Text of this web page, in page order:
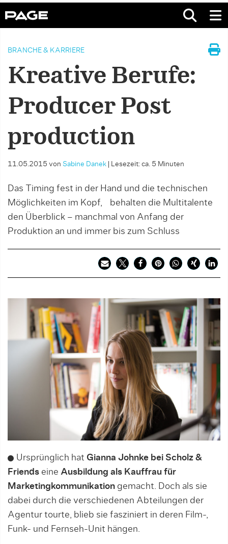
BRANCHE & KARRIERE
Kreative Berufe:
Producer Post
production
11.05.2015 von Sabine Danek Lesezeit: ca. 5 Minuten
Das Timing fest in der Hand und die technischen
Möglichkeiten im Kopf, behalten die Multitalente
den Überblick – manchmal von Anfang der
Produktion an und immer bis zum Schluss
Ursprünglich hat Gianna Johnke bei Scholz &
Friends eine Ausbildung als Kauffrau für
Marketingkommunikation gemacht. Doch als sie
dabei durch die verschiedenen Ab­teilungen der
Agentur tourte, blieb sie fasziniert in deren Film-,
Funk- und Fernseh-Unit hängen.